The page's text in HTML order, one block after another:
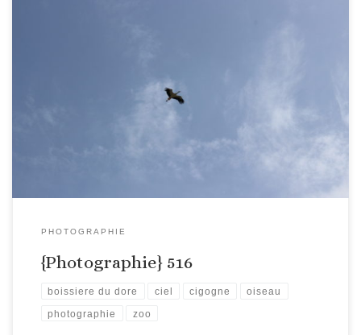
PHOTOGRAPHIE
{Photographie} 516
boissiere du dore ciel cigogne oiseau
photographie zoo